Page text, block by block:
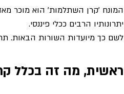
המונח 'קרן השתלמות' הוא מוכר
יתרונותיו הרבים ככלי פיננסי.
לשם כך מיועדות השורות הבאות.
ראשית, מה זה בכלל